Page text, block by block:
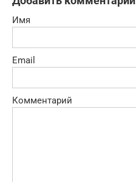
Имя
Email
Комментарий